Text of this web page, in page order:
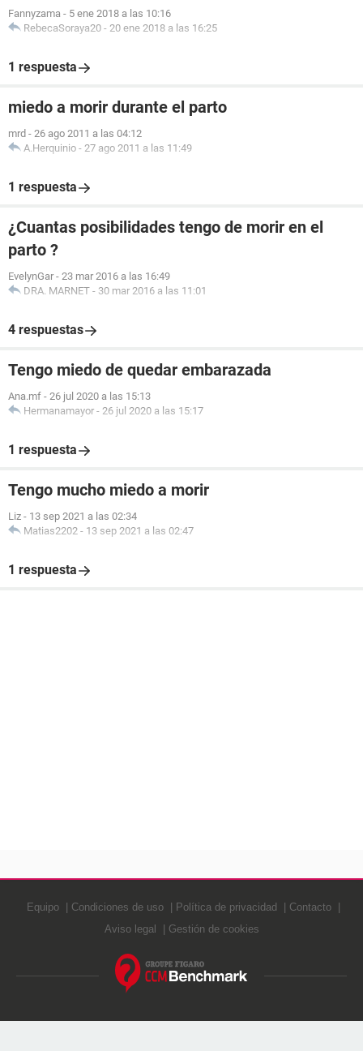
Fannyzama - 5 ene 2018 a las 10:16
RebecaSoraya20 - 20 ene 2018 a las 16:25
1 respuesta
miedo a morir durante el parto
mrd - 26 ago 2011 a las 04:12
A.Herquinio - 27 ago 2011 a las 11:49
1 respuesta
¿Cuantas posibilidades tengo de morir en el
parto ?
EvelynGar - 23 mar 2016 a las 16:49
DRA. MARNET - 30 mar 2016 a las 11:01
4 respuestas
Tengo miedo de quedar embarazada
Ana.mf - 26 jul 2020 a las 15:13
Hermanamayor - 26 jul 2020 a las 15:17
1 respuesta
Tengo mucho miedo a morir
Liz - 13 sep 2021 a las 02:34
Matias2202 - 13 sep 2021 a las 02:47
1 respuesta
Equipo Condiciones de uso Política de privacidad
Contacto
Aviso legal
Gestión de cookies